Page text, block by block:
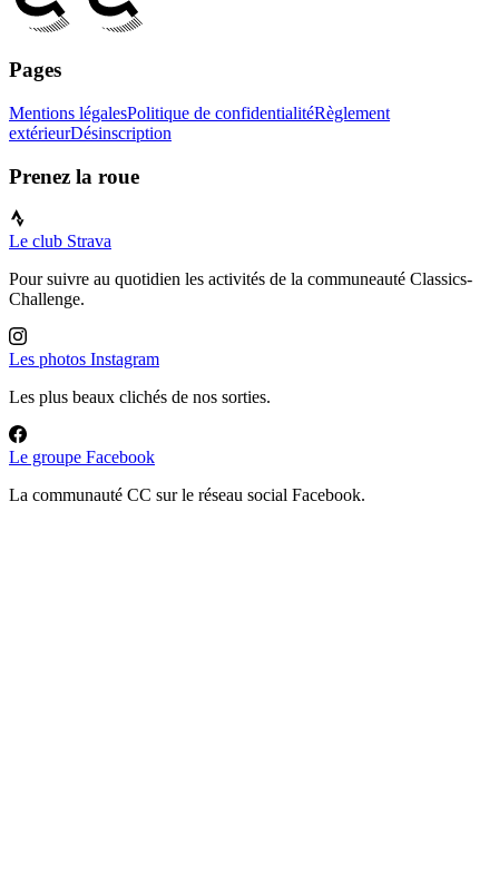
Pages
Mentions légalesPolitique de confidentialitéRèglement
extérieurDésinscription
Prenez la roue
Le club Strava
Pour suivre au quotidien les activités de la communeauté Classics-
Challenge.
Les photos Instagram
Les plus beaux clichés de nos sorties.
Le groupe Facebook
La communauté CC sur le réseau social Facebook.